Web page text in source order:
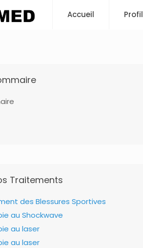
Accueil Profil
Traitements
des Blessures Sportives
au Shockwave
au laser
au laser